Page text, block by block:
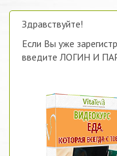
Здравствуйте!
Если Вы уже
введите ЛОГИН И